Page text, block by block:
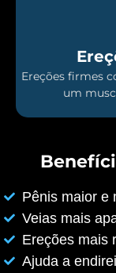
Ereções firmes
um
Pênis maior e
Veias mais
Ereções mais
Ajuda a